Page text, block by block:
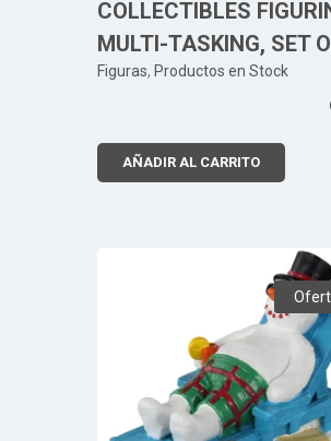
COLLECTIBLES
MULTI-TASKING, SET
Figuras, Productos en Stock
AÑADIR AL CARRITO